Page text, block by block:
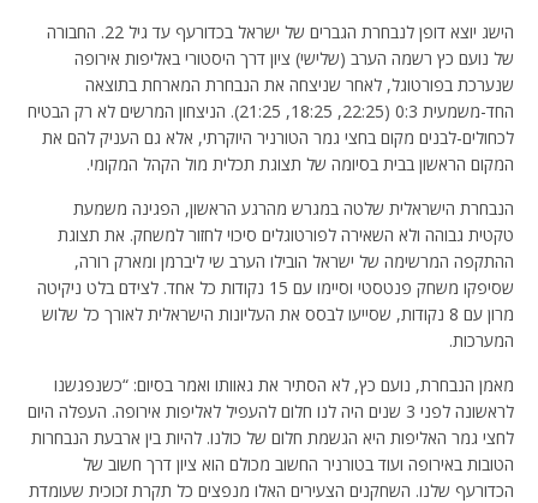
הישג יוצא דופן לנבחרת הגברים של ישראל בכדורעף עד גיל 22. החבורה
של נועם כץ רשמה הערב (שלישי) ציון דרך היסטורי באליפות אירופה
שנערכת בפורטוגל, לאחר שניצחה את הנבחרת המארחת בתוצאה
החד-משמעית 0:3 (22:25, 18:25, 21:25). הניצחון המרשים לא רק הבטיח
לכחולים-לבנים מקום בחצי גמר הטורניר היוקרתי, אלא גם העניק להם את
המקום הראשון בבית בסיומה של תצוגת תכלית מול הקהל המקומי.
הנבחרת הישראלית שלטה במגרש מהרגע הראשון, הפגינה משמעת
טקטית גבוהה ולא השאירה לפורטוגלים סיכוי לחזור למשחק. את תצוגת
ההתקפה המרשימה של ישראל הובילו הערב שי ליברמן ומארק רורה,
שסיפקו משחק פנטסטי וסיימו עם 15 נקודות כל אחד. לצידם בלט ניקיטה
מרון עם 8 נקודות, שסייעו לבסס את העליונות הישראלית לאורך כל שלוש
המערכות.
מאמן הנבחרת, נועם כץ, לא הסתיר את גאוותו ואמר בסיום: “כשנפגשנו
לראשונה לפני 3 שנים היה לנו חלום להעפיל לאליפות אירופה. העפלה היום
לחצי גמר האליפות היא הגשמת חלום של כולנו. להיות בין ארבעת הנבחרות
הטובות באירופה ועוד בטורניר החשוב מכולם הוא ציון דרך חשוב של
הכדורעף שלנו. השחקנים הצעירים האלו מנפצים כל תקרת זכוכית שעומדת